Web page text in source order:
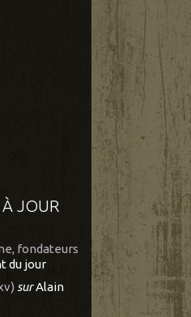
À JOUR
fondateurs
du jour
surAlain